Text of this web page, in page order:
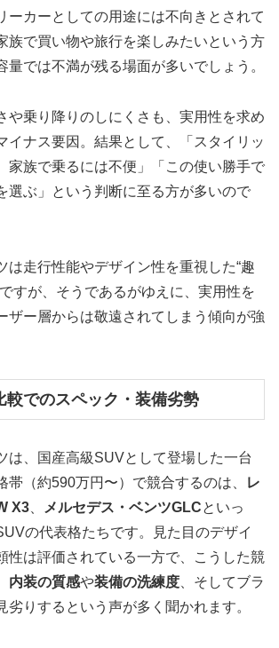
ーカーとしての用途には不向きとされて
族で買い物や旅行を楽しみたいという方
量では不満が残る場面が多いでしょう。
や乗り降りのしにくさも、実用性を求め
イナス要因。結果として、「スタイリッ
家族で乗るには不便」「この使い勝手で
選ぶ」という判断に至る方が多いので
は走行性能やデザイン性を重視した“趣
すが、そうであるがゆえに、実用性を
ザー層からは敬遠されてしまう傾向が強
較でのスペック・装備劣勢
は、国産高級SUVとして登場した一台
帯（約590万円〜）で競合するのは、
レ
X3 メルセデス・ベンツGLCといっ
の代表格たちです。見た目のデザイ
性は評価されている一方で、こうした競
内装の質感や装備の洗練度 、そしてブラ
劣りするという声が多く聞かれます。